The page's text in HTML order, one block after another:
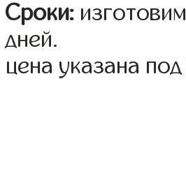
Сроки:
дней.
цена указана